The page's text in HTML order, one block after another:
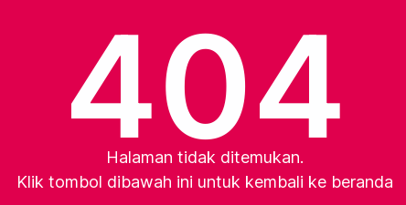
404
Halaman tidak ditemukan.
Klik tombol dibawah ini untuk kembali ke beranda